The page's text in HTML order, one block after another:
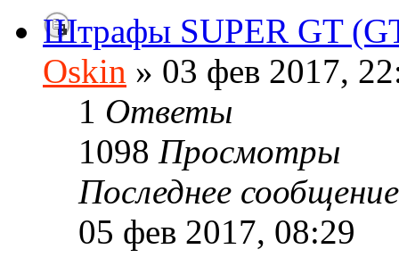
Штрафы SUPER GT
Oskin » 03 фев 2017,
1 Ответы
1098 Просмотры
Последнее
05 фев 2017, 08:29